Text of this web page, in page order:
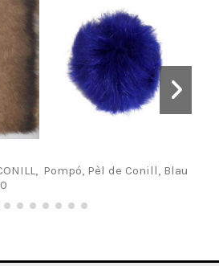
Pompó, Pèl de Conill, Blau